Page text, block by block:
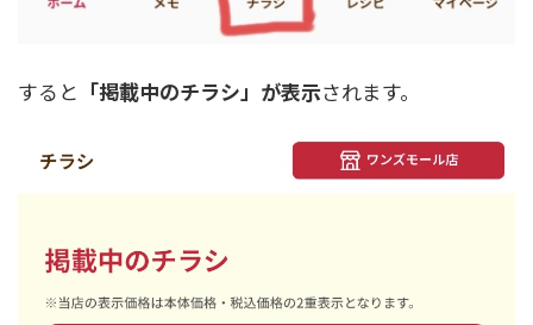
すると 「掲載中のチラシ」が表示されます。